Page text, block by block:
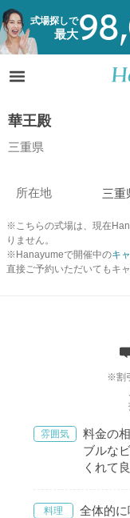
式場探しで
最大
華王殿
三重県
所在地 三重
※こちらの式場は、現在
りません。
※Hanayumeで開催中のキ
直接ご予約いただいてもキ
※割
雰囲気
料金の
ブルな
くれて
料理
全体的